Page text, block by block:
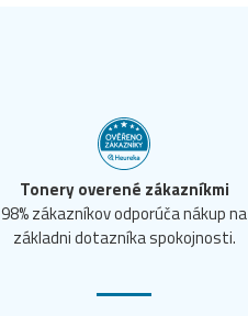
Tonery overené zákazníkmi
98% zákazníkov odporúča nákup na
základni dotazníka spokojnosti.